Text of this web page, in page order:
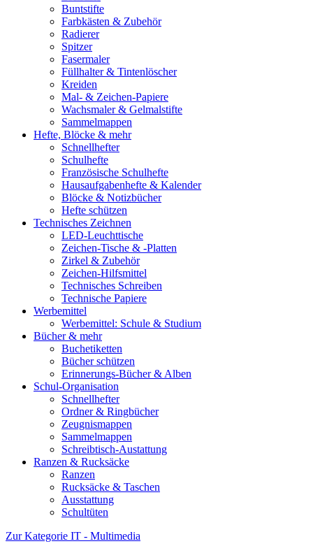
Buntstifte
Farbkästen & Zubehör
Radierer
Spitzer
Fasermaler
Füllhalter & Tintenlöscher
Kreiden
Mal- & Zeichen-Papiere
Wachsmaler & Gelmalstifte
Sammelmappen
Hefte, Blöcke & mehr
Schnellhefter
Schulhefte
Französische Schulhefte
Hausaufgabenhefte & Kalender
Blöcke & Notizbücher
Hefte schützen
Technisches Zeichnen
LED-Leuchttische
Zeichen-Tische & -Platten
Zirkel & Zubehör
Zeichen-Hilfsmittel
Technisches Schreiben
Technische Papiere
Werbemittel
Werbemittel: Schule & Studium
Bücher & mehr
Buchetiketten
Bücher schützen
Erinnerungs-Bücher & Alben
Schul-Organisation
Schnellhefter
Ordner & Ringbücher
Zeugnismappen
Sammelmappen
Schreibtisch-Austattung
Ranzen & Rucksäcke
Ranzen
Rucksäcke & Taschen
Ausstattung
Schultüten
Zur Kategorie IT - Multimedia